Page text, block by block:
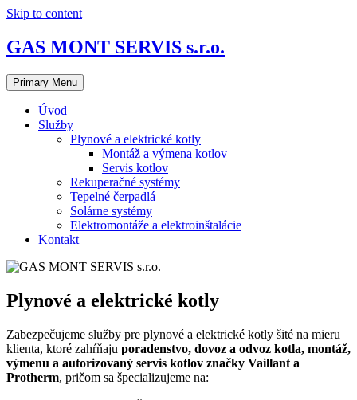
Skip to content
GAS MONT SERVIS s.r.o.
Primary Menu
Úvod
Služby
Plynové a elektrické kotly
Montáž a výmena kotlov
Servis kotlov
Rekuperačné systémy
Tepelné čerpadlá
Solárne systémy
Elektromontáže a elektroinštalácie
Kontakt
Plynové a elektrické kotly
Zabezpečujeme služby pre plynové a elektrické kotly šité na mieru
klienta, ktoré zahŕňaju poradenstvo, dovoz a odvoz kotla, montáž,
výmenu a autorizovaný servis kotlov značky Vaillant a
Protherm, pričom sa špecializujeme na: